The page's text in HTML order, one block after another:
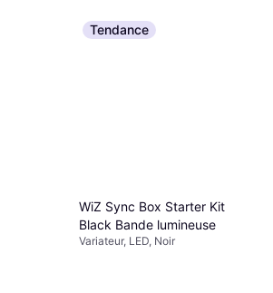
Tendance
WiZ Sync Box Starter Kit
Black Bande lumineuse
Variateur, LED, Noir